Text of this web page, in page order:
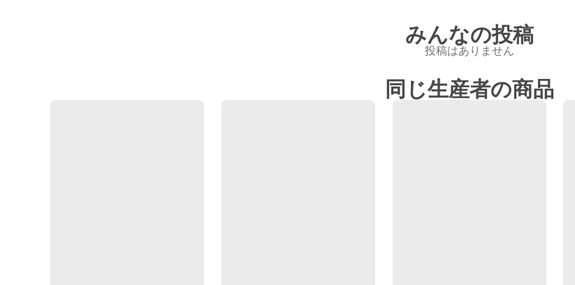
みんなの投稿
投稿はありません
同じ生産者の商品